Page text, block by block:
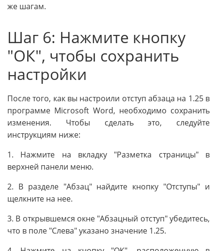
же шагам.
Шаг 6: Нажмите кнопку
"ОК", чтобы сохранить
настройки
После того, как вы настроили отступ абзаца на 1.25 в
программе Microsoft Word, необходимо сохранить
изменения. Чтобы сделать это, следуйте
инструкциям ниже:
1. Нажмите на вкладку "Разметка страницы" в
верхней панели меню.
2. В разделе "Абзац" найдите кнопку "Отступы" и
щелкните на нее.
3. В открывшемся окне "Абзацный отступ" убедитесь,
что в поле "Слева" указано значение 1.25.